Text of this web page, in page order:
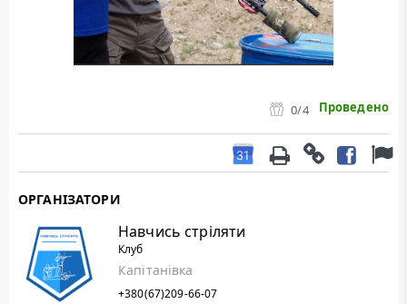
0/4 Проведено
ОРГАНІЗАТОРИ
Навчись стріляти
Клуб
Капітанівка
+380(67)209-66-07